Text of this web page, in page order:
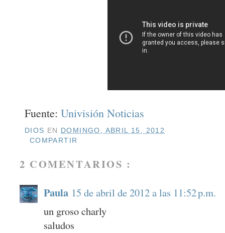
Fuente: Univisión Noticias
DIOS EN DOMINGO, ABRIL 15, 2012
COMPARTIR
2 COMENTARIOS :
Paula 15 de abril de 2012 a las 11:52 p.m.
un groso charly
saludos